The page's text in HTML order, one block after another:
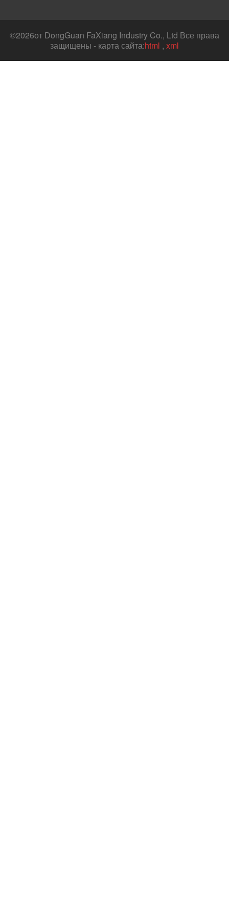
©2026от DongGuan FaXiang Industry Co., Ltd Все права
защищены - карта сайта:html , xml